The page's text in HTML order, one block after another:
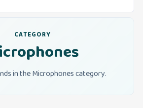
CATEGORY
in the Microphones category.